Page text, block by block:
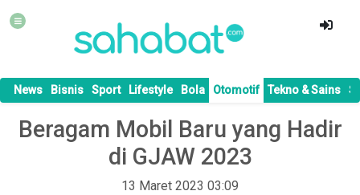
News Bisnis Sport Lifestyle Bola Otomotif Tekno & Sains
Beragam Mobil Baru yang Hadir
di GJAW 2023
13 Maret 2023 03:09